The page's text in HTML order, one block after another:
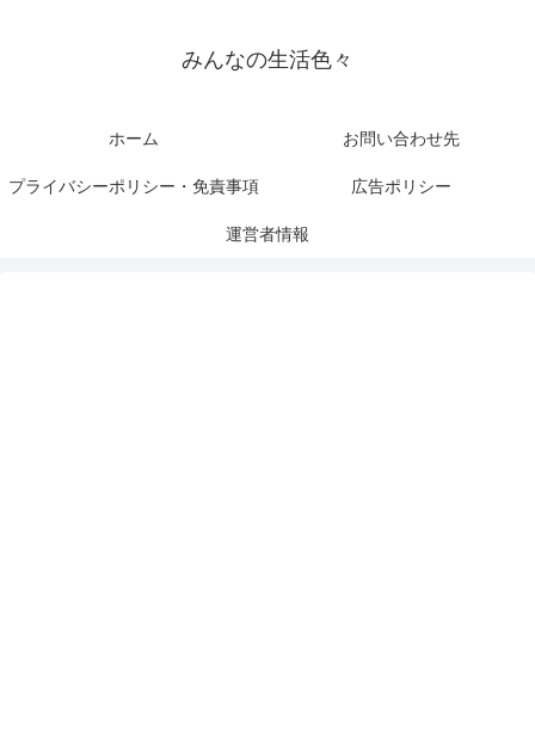
みんなの生活色々
ホーム お問い合わせ先
プライバシーポリシー・免責事項 広告ポリシー
運営者情報